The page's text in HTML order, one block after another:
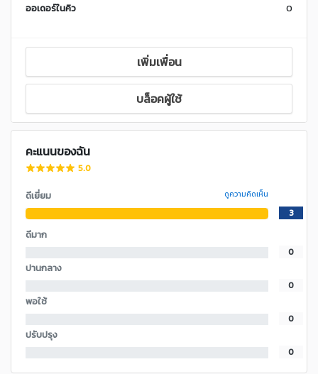
ออเดอร์ในคิว 0
เพิ่มเพื่อน
บล็อคผู้ใช้
คะแนนของฉัน
5.0
ดีเยี่ยม ดูความคิดเห็น
3
ดีมาก
0
ปานกลาง
0
พอใช้
0
ปรับปรุง
0